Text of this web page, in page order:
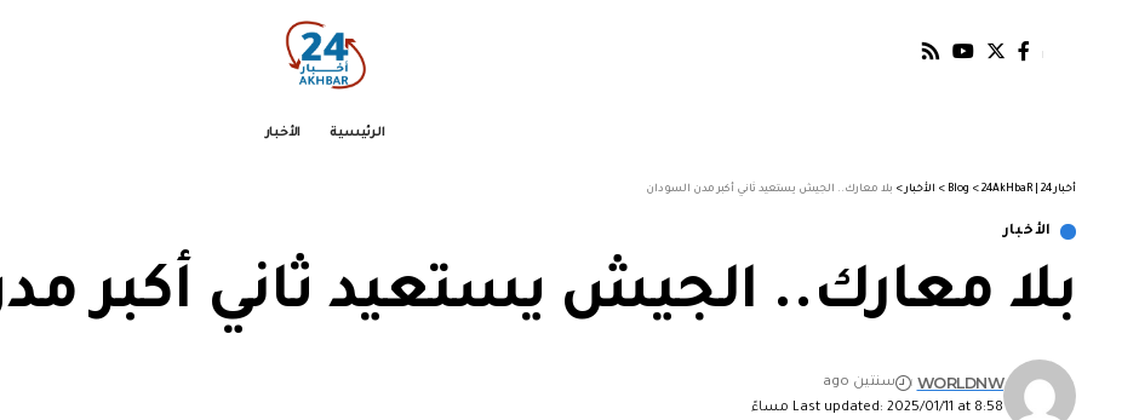
الرئيسية الأخبار
أخبار 24 | 24AkHbaR >
Blog
> الأخبار > بلا معارك.. الجيش يستعيد ثاني أكبر مدن السودان
الأخبار
بلا معارك.. الجيش يستعيد ثاني أكبر
Last updated: 2025/01/11 at 8:58 مساءً
WORLDNW
سنتين ago